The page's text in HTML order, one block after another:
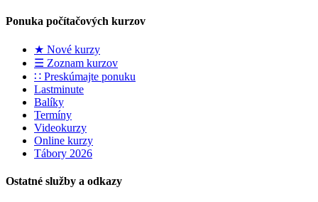
Ponuka počítačových kurzov
★ Nové kurzy
☰ Zoznam kurzov
∷ Preskúmajte ponuku
Lastminute
Balíky
Termíny
Videokurzy
Online kurzy
Tábory 2026
Ostatné služby a odkazy